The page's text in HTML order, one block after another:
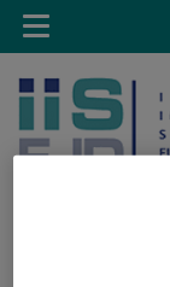
Jump to content
Toggle
navigation